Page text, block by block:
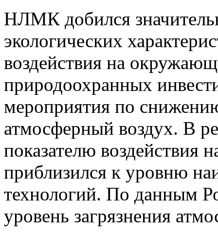
НЛМК добился
экологических
воздействия на
природоохранных
мероприятия по
атмосферный воздух. В
показателю
приблизился к уровню
технологий. По данным
уровень загрязнения